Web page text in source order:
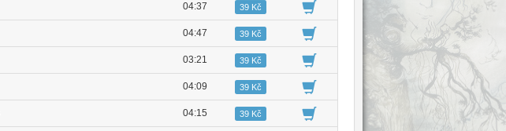
04:37 39 Kč
04:47 39 Kč
03:21 39 Kč
04:09 39 Kč
04:15 39 Kč